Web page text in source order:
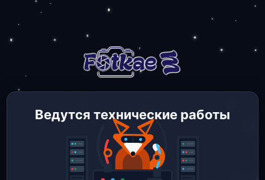
Ведутся технические работы